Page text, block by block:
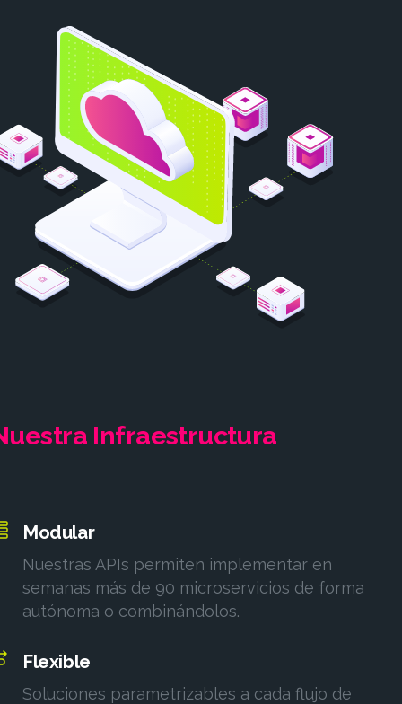
Infraestructura
Modular
Nuestras APIs permiten implementar en
semanas más de 90 microservicios de forma
autónoma o combinándolos.
Flexible
Soluciones parametrizables a cada flujo de